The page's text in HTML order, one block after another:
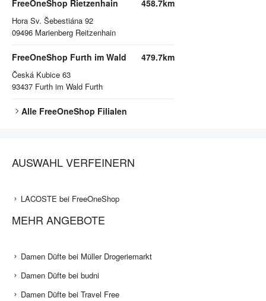
FreeOneShop Rietzenhain
Hora Sv. Šebestiána 92
09496 Marienberg Reitzenhain
458.7km
FreeOneShop Furth im Wald
Česká Kubice 63
93437 Furth im Wald Furth
479.7km
Alle FreeOneShop Filialen
AUSWAHL VERFEINERN
LACOSTE bei FreeOneShop
MEHR ANGEBOTE
Damen Düfte bei Müller Drogeriemarkt
Damen Düfte bei budni
Damen Düfte bei Travel Free